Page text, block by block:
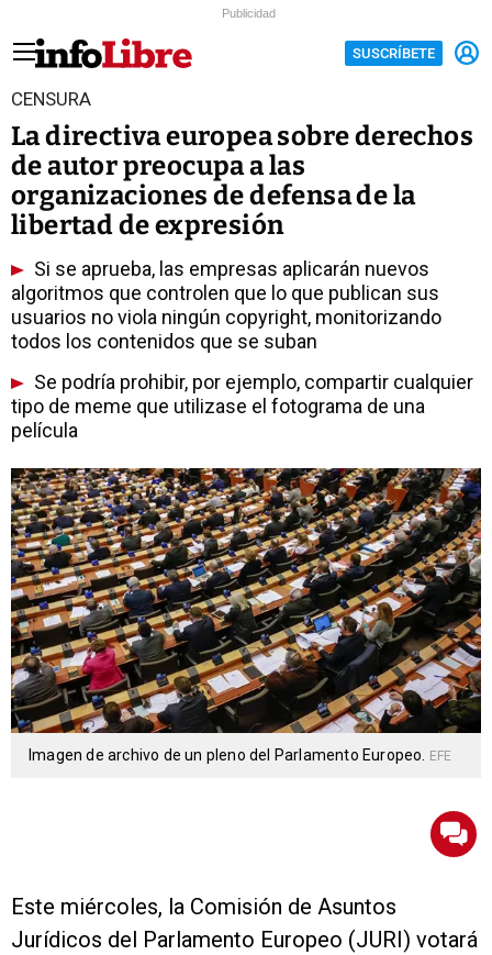
Publicidad
SUSCRÍBETE
CENSURA
La directiva europea sobre derechos
de autor preocupa a las
organizaciones de defensa de la
libertad de expresión
Si se aprueba, las empresas aplicarán nuevos
algoritmos que controlen que lo que publican sus
usuarios no viola ningún copyright, monitorizando
todos los contenidos que se suban
Se podría prohibir, por ejemplo, compartir cualquier
tipo de meme que utilizase el fotograma de una
película
Imagen de archivo de un pleno del Parlamento Europeo. EFE
Este miércoles, la Comisión de Asuntos
Jurídicos del Parlamento Europeo (JURI) votará